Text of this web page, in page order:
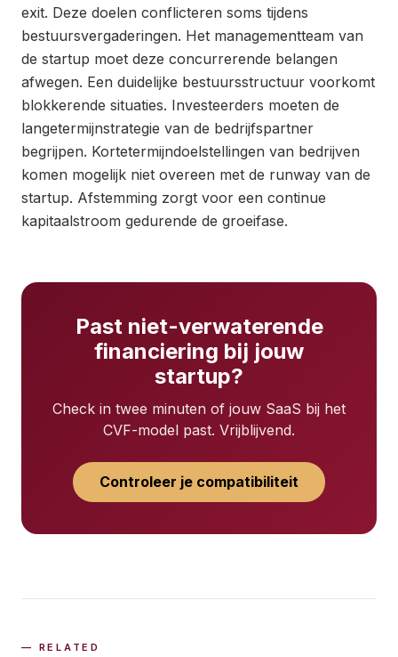
exit. Deze doelen conflicteren soms tijdens
bestuursvergaderingen. Het managementteam van
de startup moet deze concurrerende belangen
afwegen. Een duidelijke bestuursstructuur voorkomt
blokkerende situaties. Investeerders moeten de
langetermijnstrategie van de bedrijfspartner
begrijpen. Kortetermijndoelstellingen van bedrijven
komen mogelijk niet overeen met de runway van de
startup. Afstemming zorgt voor een continue
kapitaalstroom gedurende de groeifase.
Past niet-verwaterende
financiering bij jouw
startup?
Check in twee minuten of jouw SaaS bij het
CVF-model past. Vrijblijvend.
Controleer je compatibiliteit